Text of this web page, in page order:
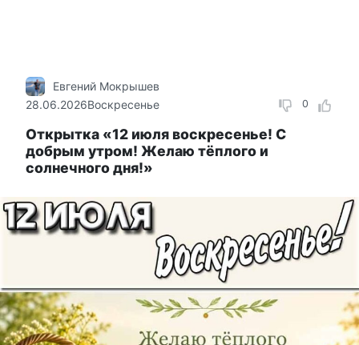
0
Евгений Мокрышев
28.06.2026Воскресенье
Открытка «12 июля воскресенье! С
добрым утром! Желаю тёплого и
солнечного дня!»